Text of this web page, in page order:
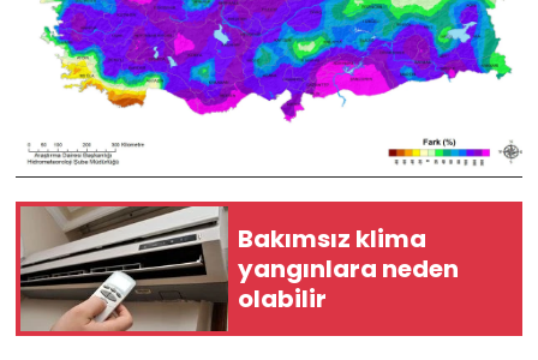
Bakımsız klima
yangınlara neden
olabilir